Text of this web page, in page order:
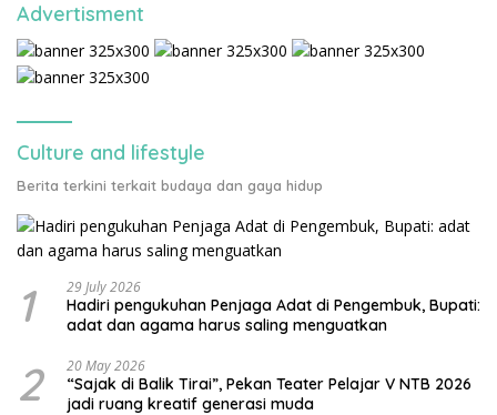
Advertisment
Culture and lifestyle
Berita terkini terkait budaya dan gaya hidup
1 29 July 2026
Hadiri pengukuhan Penjaga Adat di Pengembuk, Bupati:
adat dan agama harus saling menguatkan
2 20 May 2026
“Sajak di Balik Tirai”, Pekan Teater Pelajar V NTB 2026
jadi ruang kreatif generasi muda